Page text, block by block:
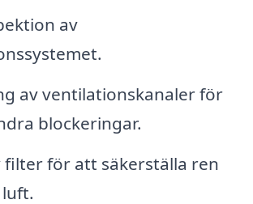
av
av ventilationskanaler för
blockeringar.
filter för att säkerställa ren